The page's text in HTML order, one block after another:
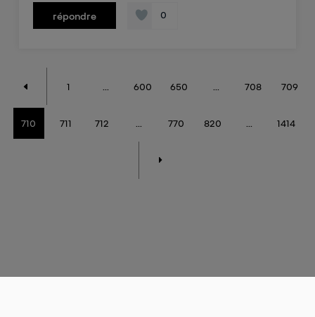
répondre 0
1 600 650 708 709
710 711 712 770 820 1414